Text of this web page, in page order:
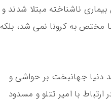
ناشناخته مبتلا شدند و
به مبارزه پرداختند. اما اخبار سلبریتی ها در سال 2020 تنها مختص به کرونا نمی شد، بلکه
دنیا جهانبخت بر حواشی و
با امیر تتلو و مسدود